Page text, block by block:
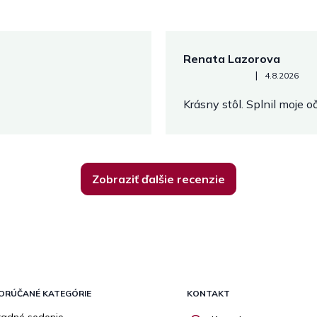
Renata Lazorova
Hodnotenie obchodu je 5 z
| 4.8.2026
Krásny stôl. Splnil moje
Zobraziť ďalšie recenzie
KATEGÓRIE KONTAKT